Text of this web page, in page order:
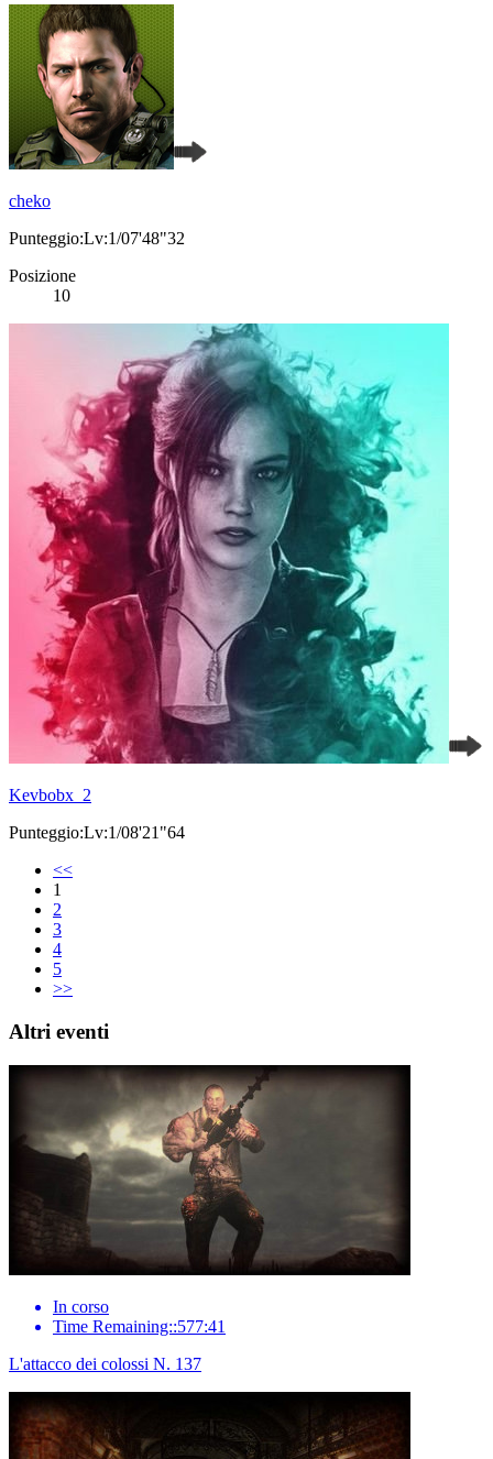
cheko
Punteggio:Lv:1/07'48"32
Posizione
10
Kevbobx_2
Punteggio:Lv:1/08'21"64
<<
1
2
3
4
5
>>
Altri eventi
In corso
Time Remaining::577:41
L'attacco dei colossi N. 137